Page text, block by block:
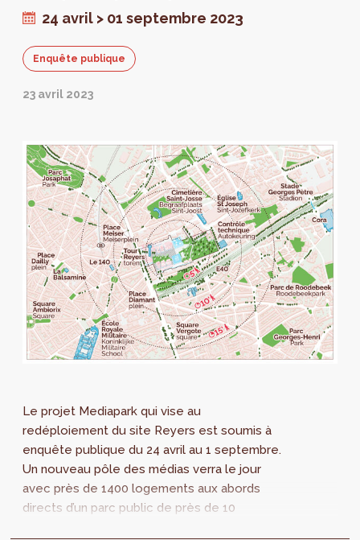
24 avril > 01 septembre 2023
Enquête publique
23 avril 2023
Le projet Mediapark qui vise au
redéploiement du site Reyers est soumis à
enquête publique du 24 avril au 1 septembre.
Un nouveau pôle des médias verra le jour
avec près de 1400 logements aux abords
directs d’un parc public de près de 10